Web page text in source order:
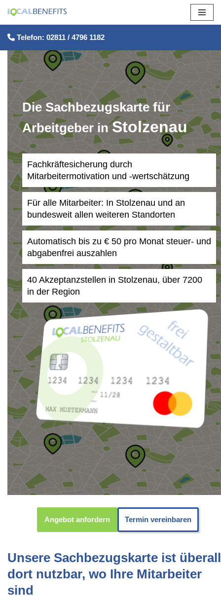
Zum
Inhalt
springen
Telefon: 02811 / 4796 1182
Die Sachbezugskarte für
Arbeitgeber inStolzenau
Fachkräftesicherung durch
Mitarbeitermotivation und -wertschätzung
Für alle Mitarbeiter: In Stolzenau und an
bundesweit allen weiteren Standorten
Automatisch bis zu € 50 pro Monat steuer- und
abgabenfrei auszahlen
40 Akzeptanzstellen in Stolzenau, über 7200
in der Region
Angebot anfordern Termin vereinbaren
Unsere Sachbezugskarte ist überall
dort nutzbar, wo Ihre Mitarbeiter
sind